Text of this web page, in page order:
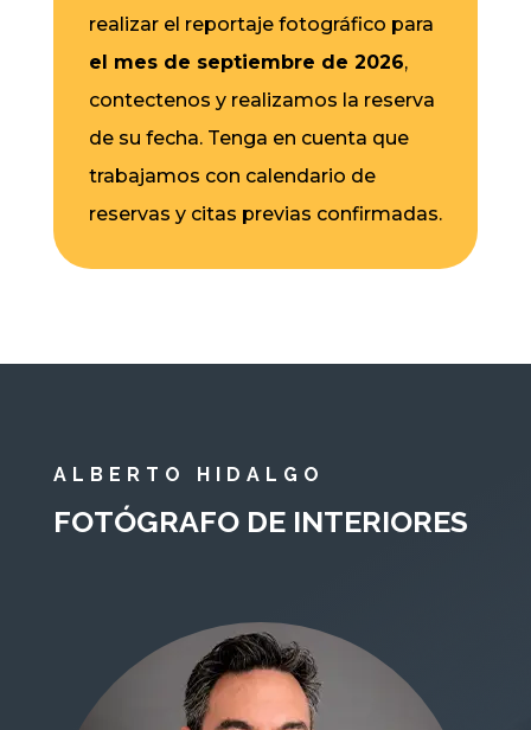
realizar el reportaje fotográfico para
el mes de septiembre de 2026,
contectenos y realizamos la reserva
de su fecha. Tenga en cuenta que
trabajamos con calendario de
reservas y citas previas confirmadas.
ALBERTO HIDALGO
FOTÓGRAFO DE INTERIORES